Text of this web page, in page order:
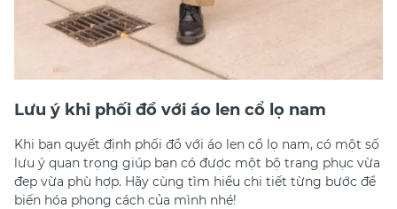
Lưu ý khi phối đồ với áo len cổ lọ nam
Khi bạn quyết định phối đồ với áo len cổ lọ nam, có một số
lưu ý quan trọng giúp bạn có được một bộ trang phục vừa
đẹp vừa phù hợp. Hãy cùng tìm hiểu chi tiết từng bước để
biến hóa phong cách của mình nhé!